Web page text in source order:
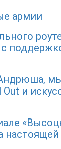
армии
и